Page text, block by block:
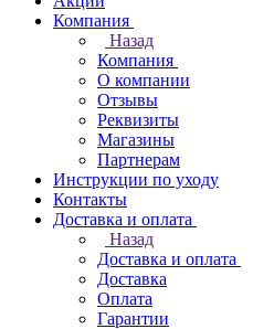
Компания
Назад
Компания
О компании
Отзывы
Реквизиты
Магазины
Партнерам
Инструкции по уходу
Контакты
Доставка и оплата
Назад
Доставка и оплата
Доставка
Оплата
Гарантии